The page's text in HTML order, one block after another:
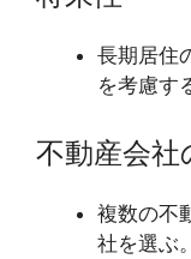
長期居住
を考慮す
不動産会社
複数の不
社を選ぶ。